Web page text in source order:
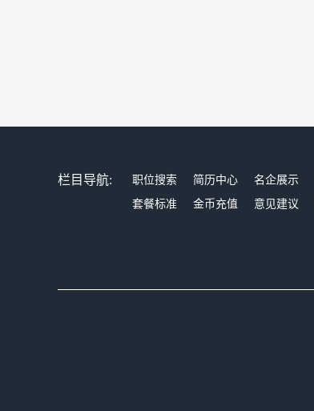
栏目导航: 职位搜索 简历中心 名企展示
套餐标准
金币充值 意见建议